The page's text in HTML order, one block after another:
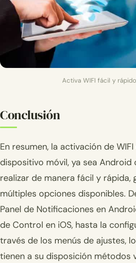
Activa WIFI fácil y rápido
Conclusión
En resumen, la activación de
dispositivo móvil, ya sea Android
realizar de manera fácil y rápida,
múltiples opciones disponibles.
Panel de Notificaciones en
de Control en iOS, hasta la
través de los menús de ajustes,
tienen a su disposición métodos